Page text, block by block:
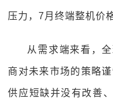
压力，7月终端整机价
从需求端来看，
商对未来市场的策略
供应短缺并没有改善